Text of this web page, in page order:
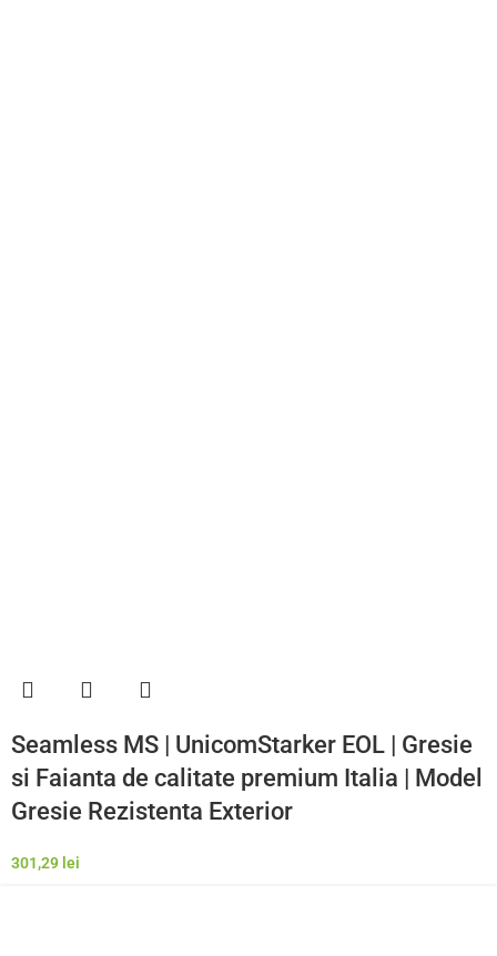
Seamless MS | UnicomStarker EOL | Gresie
si Faianta de calitate premium Italia | Model
Gresie Rezistenta Exterior
301,29 lei